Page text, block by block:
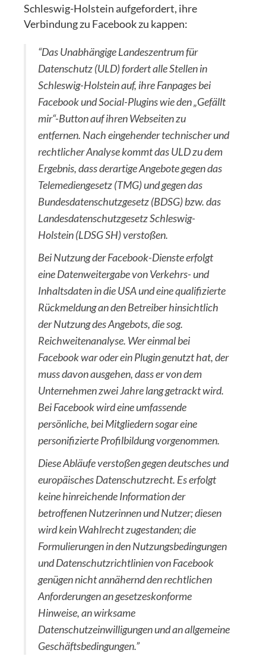
Schleswig-Holstein aufgefordert, ihre
Verbindung zu Facebook zu kappen:
“Das Unabhängige Landeszentrum für
Datenschutz (ULD) fordert alle Stellen in
Schleswig-Holstein auf, ihre Fanpages bei
Facebook und Social-Plugins wie den „Gefällt
mir“-Button auf ihren Webseiten zu
entfernen. Nach eingehender technischer und
rechtlicher Analyse kommt das ULD zu dem
Ergebnis, dass derartige Angebote gegen das
Telemediengesetz (TMG) und gegen das
Bundesdatenschutzgesetz (BDSG) bzw. das
Landesdatenschutzgesetz Schleswig-
Holstein (LDSG SH) verstoßen.
Bei Nutzung der Facebook-Dienste erfolgt
eine Datenweitergabe von Verkehrs- und
Inhaltsdaten in die USA und eine qualifizierte
Rückmeldung an den Betreiber hinsichtlich
der Nutzung des Angebots, die sog.
Reichweitenanalyse. Wer einmal bei
Facebook war oder ein Plugin genutzt hat, der
muss davon ausgehen, dass er von dem
Unternehmen zwei Jahre lang getrackt wird.
Bei Facebook wird eine umfassende
persönliche, bei Mitgliedern sogar eine
personifizierte Profilbildung vorgenommen.
Diese Abläufe verstoßen gegen deutsches und
europäisches Datenschutzrecht. Es erfolgt
keine hinreichende Information der
betroffenen Nutzerinnen und Nutzer; diesen
wird kein Wahlrecht zugestanden; die
Formulierungen in den Nutzungsbedingungen
und Datenschutzrichtlinien von Facebook
genügen nicht annähernd den rechtlichen
Anforderungen an gesetzeskonforme
Hinweise, an wirksame
Datenschutzeinwilligungen und an allgemeine
Geschäftsbedingungen.”